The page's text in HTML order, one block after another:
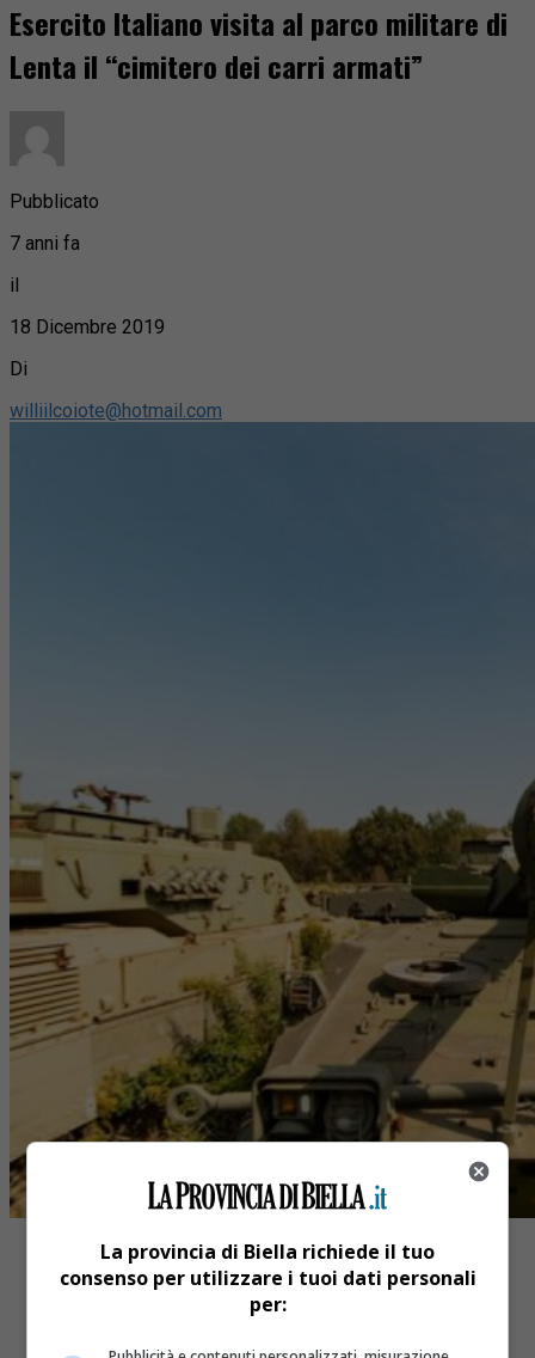
Esercito Italiano visita al parco militare di
Lenta il “cimitero dei carri armati”
Pubblicato
7 anni fa
il
18 Dicembre 2019
Di
williilcoiote@hotmail.com
La provincia di Biella richiede il tuo
consenso per utilizzare i tuoi dati personali
per: